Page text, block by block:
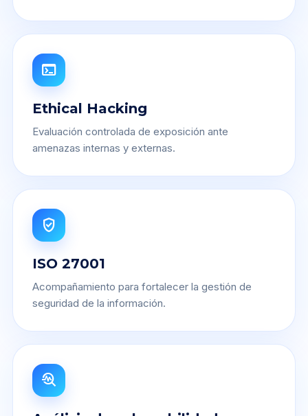
terminal
Ethical Hacking
Evaluación controlada de exposición ante
amenazas internas y externas.
verified_user
ISO 27001
Acompañamiento para fortalecer la gestión de
seguridad de la información.
troubleshoot